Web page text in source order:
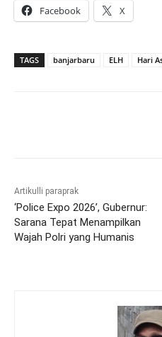
Facebook X
TAGS banjarbaru ELH Hari
Artikulli paraprak
‘Police Expo 2026’, Gubernur:
Sarana Tepat Menampilkan
Wajah Polri yang Humanis